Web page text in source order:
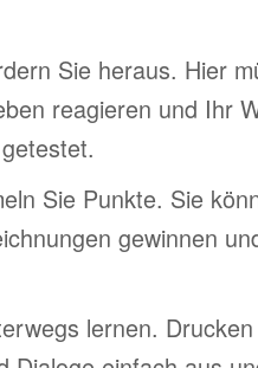
Sie heraus. Hier
reagieren und Ihr
Sie Punkte. Sie
gewinnen
lernen.